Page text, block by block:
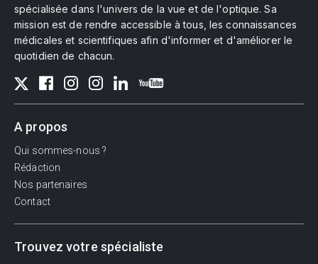
spécialisée dans l'univers de la vue et de l'optique. Sa
mission est de rendre accessible à tous, les connaissances
médicales et scientifiques afin d'informer et d'améliorer le
quotidien de chacun.
A propos
Qui sommes-nous ?
Rédaction
Nos partenaires
Contact
Trouvez votre spécialiste